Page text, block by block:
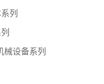
列
械设备系列